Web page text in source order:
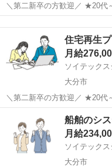
＼第二新卒の方歓迎／ ★20代～30
関わりを好きになるほど成功
ト／土地所有者さまへの提案営業 【主な仕事内容】 土地や建
者様に対し、収益や節税対...
住宅再生
月給
ソイテック
大分市
＼第二新卒の方歓迎／ ★20代～30
くり」や空き家問題などの社
中古住宅の「仕入れ」「リフ
【仕事】・土地の市場調査、...
営業
船舶のシ
月給
ソイテック
大分市